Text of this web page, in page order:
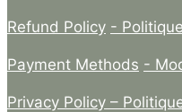
Refund Policy -
Payment Methods -
Privacy Policy –